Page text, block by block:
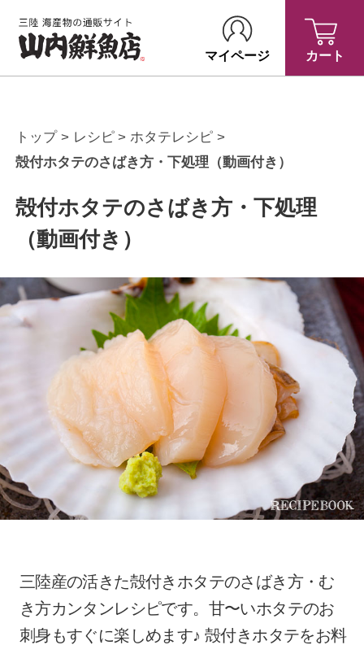
マイページ カート
トップ レシピ
ホタテレシピ
殻付ホタテのさばき方・下処理（動画付き）
殻付ホタテのさばき方・下処理
（動画付き）
三陸産の活きた殻付きホタテのさばき方・む
き方カンタンレシピです。甘〜いホタテのお
刺身もすぐに楽しめます♪ 殻付きホタテをお料